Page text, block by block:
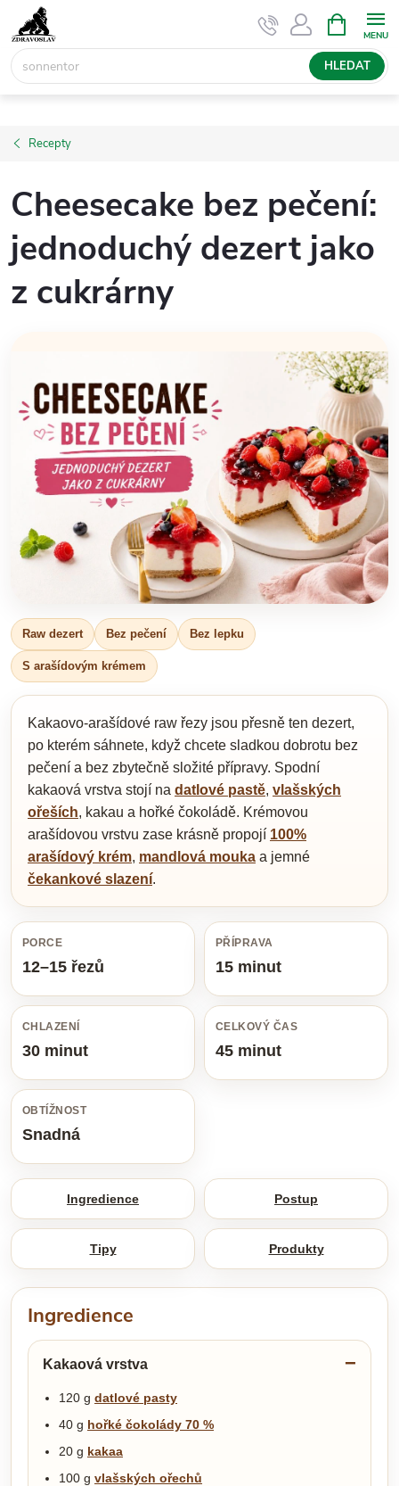
na
obsah
HLEDAT
NÁKUPNÍ
KOŠÍK
Recepty
Cheesecake bez pečení:
jednoduchý dezert jako
z cukrárny
Raw dezert Bez pečení Bez lepku
S arašídovým krémem
Kakaovo-arašídové raw řezy jsou přesně ten dezert,
po kterém sáhnete, když chcete sladkou dobrotu bez
pečení a bez zbytečně složité přípravy. Spodní
kakaová vrstva stojí na datlové pastě, vlašských
ořeších, kakau a hořké čokoládě. Krémovou
arašídovou vrstvu zase krásně propojí 100%
arašídový krém, mandlová mouka a jemné
čekankové slazení.
PORCE
12–15 řezů
PŘÍPRAVA
15 minut
CHLAZENÍ
30 minut
CELKOVÝ ČAS
45 minut
OBTÍŽNOST
Snadná
Ingredience Postup
Tipy Produkty
Ingredience
Kakaová vrstva
120 g datlové pasty
40 g hořké čokolády 70 %
20 g kakaa
100 g vlašských ořechů